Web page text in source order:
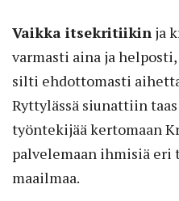
Vaikka itsekritiikin ja
varmasti aina ja
silti ehdottomasti
Ryttylässä siunattiin
työntekijää kertomaan
palvelemaan ihmisiä
maailmaa.